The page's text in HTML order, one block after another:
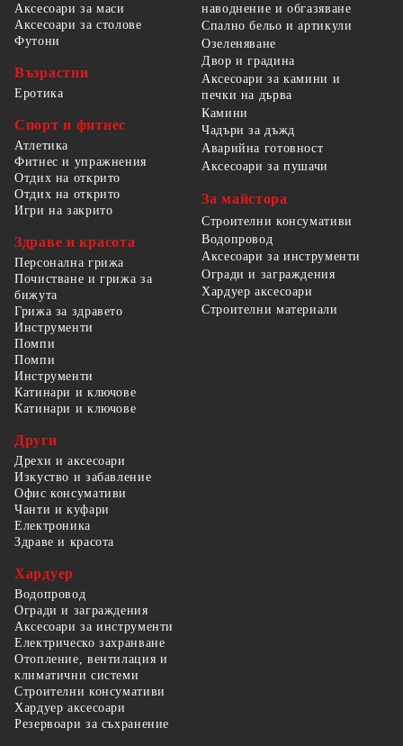
Аксесоари за маси
Аксесоари за столове
Футони
Възрастни
Еротика
Спорт и фитнес
Атлетика
Фитнес и упражнения
Отдих на открито
Отдих на открито
Игри на закрито
Здраве и красота
Персонална грижа
Почистване и грижа за
бижута
Грижа за здравето
наводнение и обгазяване
Спално бельо и артикули
Озеленяване
Двор и градина
Аксесоари за камини и
печки на дърва
Камини
Чадъри за дъжд
Аварийна готовност
Аксесоари за пушачи
За майстора
Строителни консумативи
Водопровод
Аксесоари за инструменти
Огради и заграждения
Хардуер аксесоари
Строителни материали
Инструменти
Помпи
Помпи
Инструменти
Катинари и ключове
Катинари и ключове
Други
Дрехи и аксесоари
Изкуство и забавление
Офис консумативи
Чанти и куфари
Електроника
Здраве и красота
Хардуер
Водопровод
Огради и заграждения
Аксесоари за инструменти
Електрическо захранване
Отопление, вентилация и
климатични системи
Строителни консумативи
Хардуер аксесоари
Резервоари за съхранение